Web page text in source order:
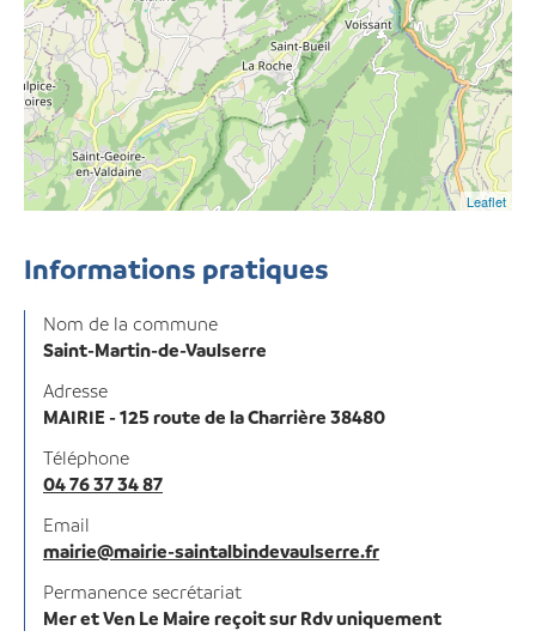
Leaflet
Informations pratiques
Nom de la commune
Saint-Martin-de-Vaulserre
Adresse
MAIRIE - 125 route de la Charrière 38480
Téléphone
04 76 37 34 87
Email
mairie@mairie-saintalbindevaulserre.fr
Permanence secrétariat
Mer et Ven Le Maire reçoit sur Rdv uniquement